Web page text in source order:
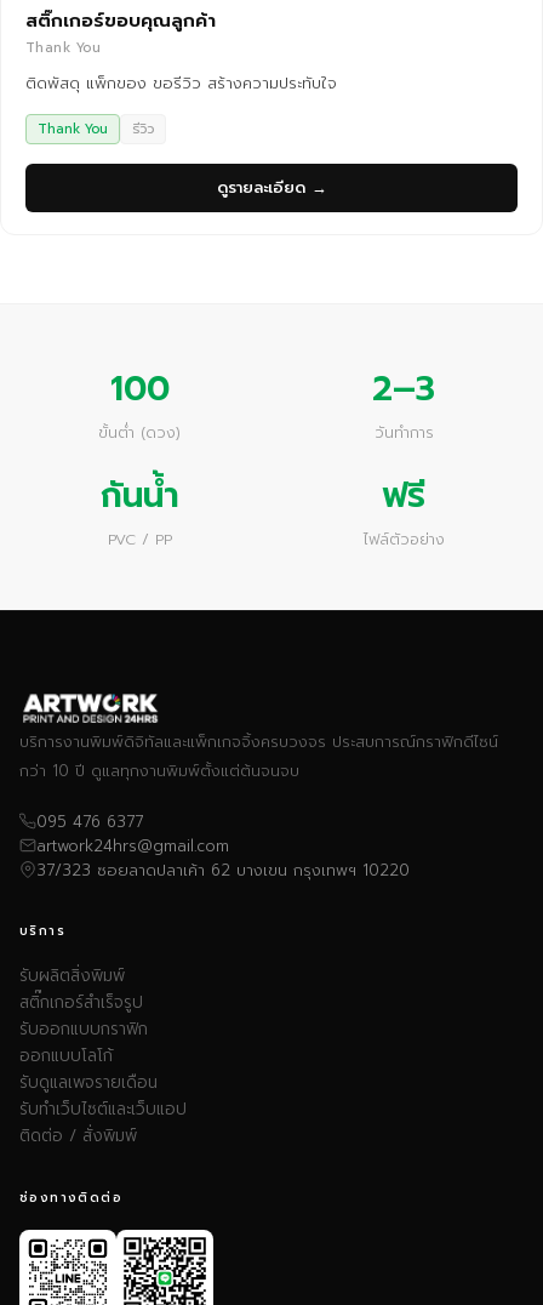
สติ๊กเกอร์ขอบคุณลูกค้า
Thank You
ติดพัสดุ แพ็กของ ขอรีวิว สร้างความประทับใจ
Thank You รีวิว
ดูรายละเอียด →
100
ขั้นต่ำ (ดวง)
2–3
วันทำการ
กันน้ำ
PVC / PP
ฟรี
ไฟล์ตัวอย่าง
บริการงานพิมพ์ดิจิทัลและแพ็กเกจจิ้งครบวงจร ประสบการณ์กราฟิกดีไซน์
กว่า 10 ปี ดูแลทุกงานพิมพ์ตั้งแต่ต้นจนจบ
095 476 6377
artwork24hrs@gmail.com
37/323 ซอยลาดปลาเค้า 62 บางเขน กรุงเทพฯ 10220
บริการ
รับผลิตสิ่งพิมพ์
สติ๊กเกอร์สำเร็จรูป
รับออกแบบกราฟิก
ออกแบบโลโก้
รับดูแลเพจรายเดือน
รับทำเว็บไซต์และเว็บแอป
ติดต่อ / สั่งพิมพ์
ช่องทางติดต่อ